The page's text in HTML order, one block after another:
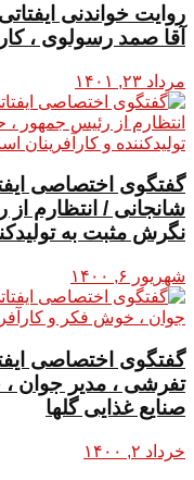
روایت خواندنی
آقا صمد رسولوی ،
مرداد ۲۳, ۱۴۰۱
گفتگوی اختصاصی
شانجانی / انتظارم
نگرش مثبت به
شهریور ۶, ۱۴۰۰
گفتگوی اختصاصی
تفرشی ، مدیر جوان
صنایع غذایی گلها
خرداد ۲, ۱۴۰۰